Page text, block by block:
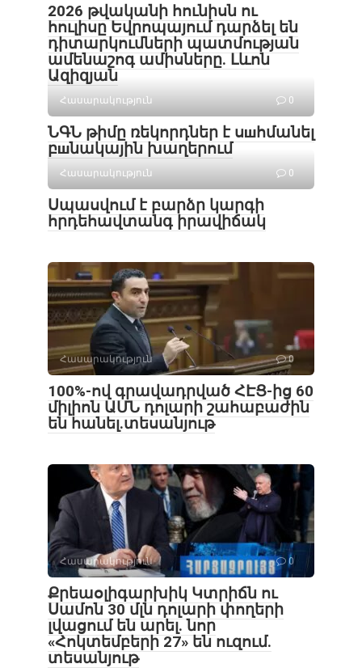
2026 թվականի հունիսն ու
հուլիսը Եվրոպայում դարձել են
դիտարկումների պատմության
ամենաշոգ ամիսները․ Լևոն
Ազիզյան
Հասարակություն 0
ՆԳՆ թիմը ռեկորդներ է սшհմանել
բшնակային խաղերում
Հասարակություն 0
Սպասվում է բարձր կարգի
հրդեհավտանգ իրավիճակ
Հասարակություն 0
100%-ով գրավադրված ՀԷՑ-ից 60
միլիոն ԱՄՆ դոլարի շահաբաժին
են հանել.տեսանյութ
Հասարակություն 0
Քրեաօլիգարխիկ Կտրիճն ու
Սամոն 30 մլն դոլարի փողերի
լվացում են արել․ նոր
«Հոկտեմբերի 27» են ուզում.
տեսանյութ